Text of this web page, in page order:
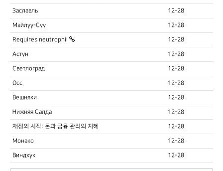
Заславль 12-28
Майлуу-Суу 12-28
Requires neutrophil 12-28
Астун 12-28
Светлоград 12-28
Осс 12-28
Вешняки 12-28
Нижняя Салда 12-28
재정의 시작: 돈과 금융 관리의 지혜 12-28
Монако 12-28
Виндхук 12-28